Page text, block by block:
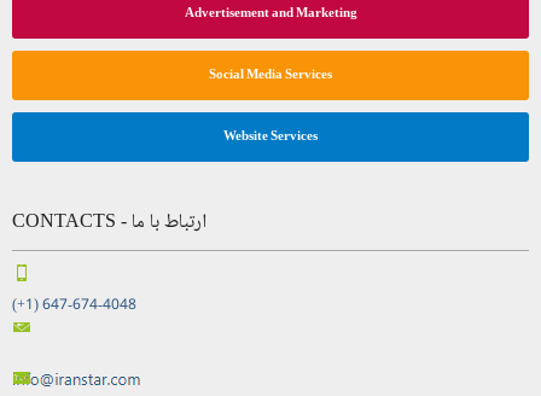
Advertisement and Marketing
Social Media Services
Website Services
CONTACTS - ارتباط با ما
(+1) 647-674-4048